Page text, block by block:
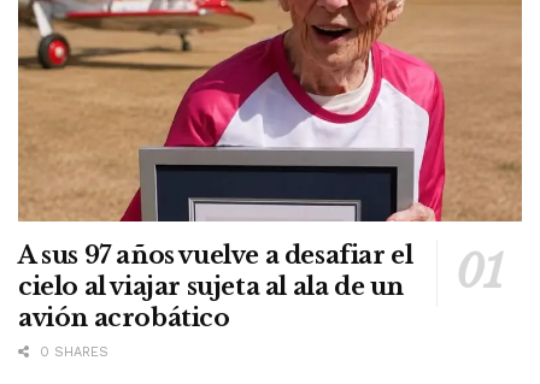
A sus 97 años vuelve a desafiar el
cielo al viajar sujeta al ala de un
avión acrobático
0 SHARES